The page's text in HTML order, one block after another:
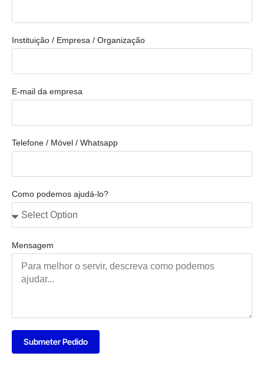
Instituição / Empresa / Organização
E-mail da empresa
Telefone / Móvel / Whatsapp
Como podemos ajudá-lo?
Mensagem
Submeter Pedido